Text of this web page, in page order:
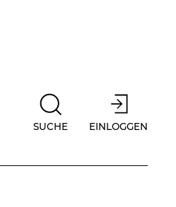
SUCHE EINLOGGEN